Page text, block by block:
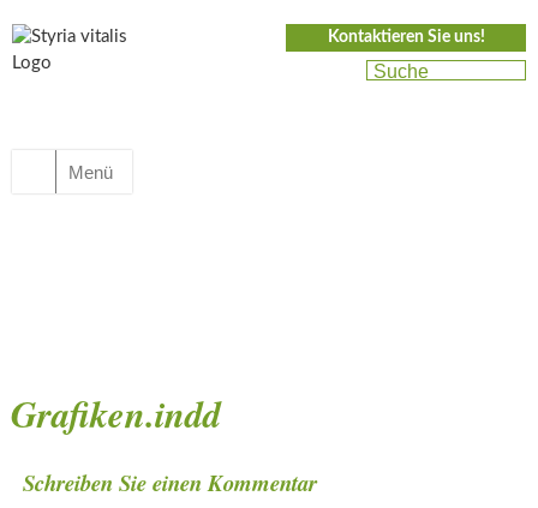
Kontaktieren Sie uns!
Menü
Grafiken.indd
Schreiben Sie einen Kommentar